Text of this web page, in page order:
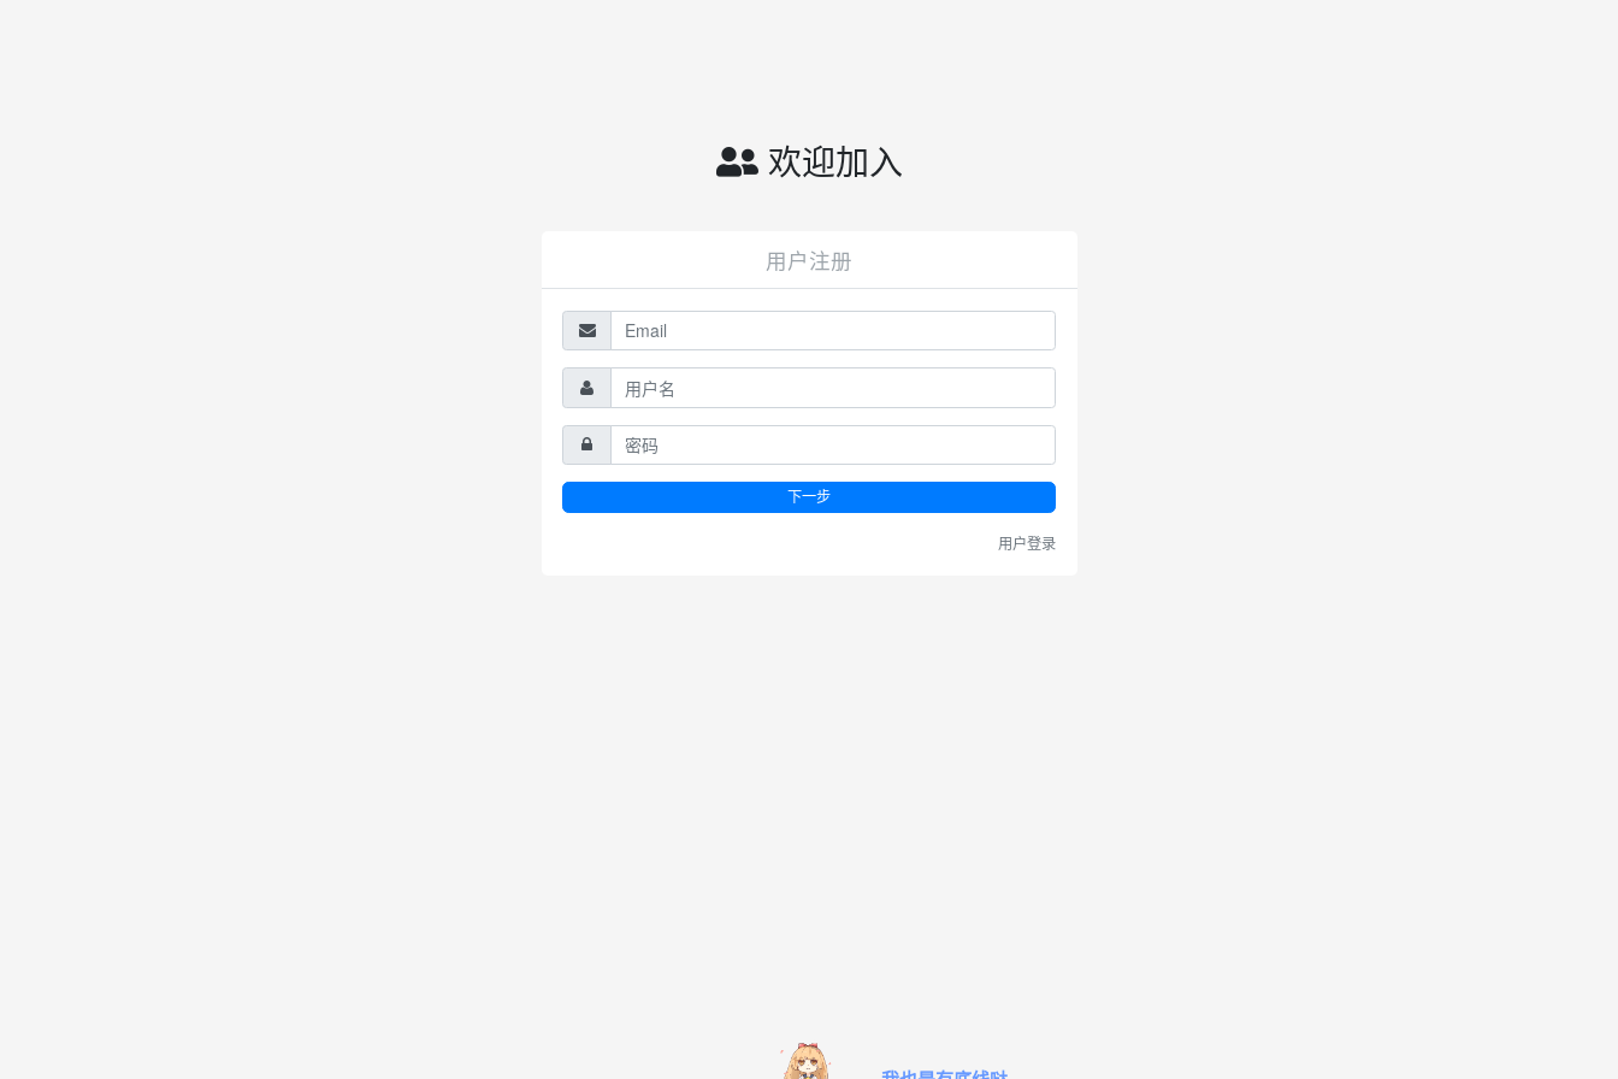
欢迎加入
用户注册
下一步
用户登录